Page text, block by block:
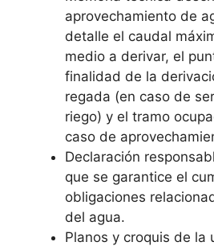
aprovechamiento de
detalle el caudal
medio a derivar, el
finalidad de la
regada (en caso de
riego) y el tramo
caso de
Declaración
que se garantice el
obligaciones
del agua.
Planos y croquis de la